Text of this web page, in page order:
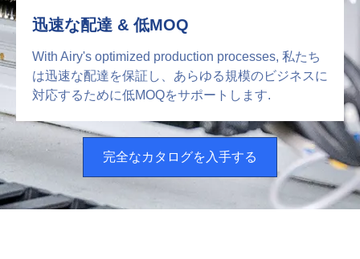
迅速な配達 & 低MOQ
With Airy's optimized production processes, 私たち
は迅速な配達を保証し、あらゆる規模のビジネスに
対応するために低MOQをサポートします.
完全なカタログを入手する